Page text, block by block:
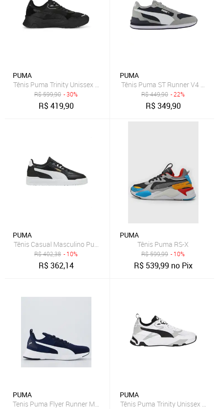
PUMA
Tênis Puma Trinity Unissex - Preto - Puma
R$599,90 - 30%
R$419,90
PUMA
Tênis Puma ST Runner V4
R$449,90 - 22%
R$349,90
PUMA
Tênis Casual Masculino Puma Shuffle Downtown Preto
R$402,38 - 10%
R$362,14
PUMA
Tênis Puma RS-X
R$599,99 - 10%
R$ 539,99 no Pix
PUMA
Tenis Puma Flyer Runner Mesh BDP Azul e Branco
PUMA
Tênis Puma Trinity Unissex -